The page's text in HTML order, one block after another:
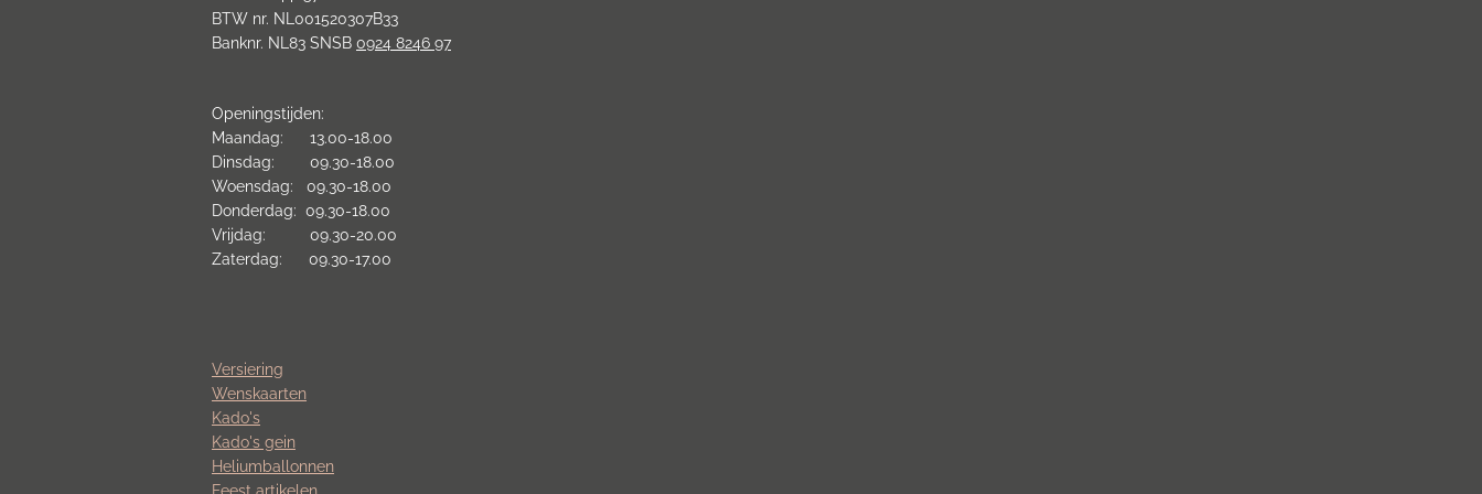
BTW nr. NL001520307B33
Banknr. NL83 SNSB 0924 8246 97
Openingstijden:
Maandag: 13.00-18.00
Dinsdag: 09.30-18.00
Woensdag: 09.30-18.00
Donderdag: 09.30-18.00
Vrijdag: 09.30-20.00
Zaterdag: 09.30-17.00
Versiering
Wenskaarten
Kado's
Kado's gein
Heliumballonnen
Feest artikelen